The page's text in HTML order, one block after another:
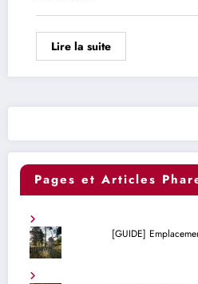
Lire la suite
Pages et Articles
[GUIDE]